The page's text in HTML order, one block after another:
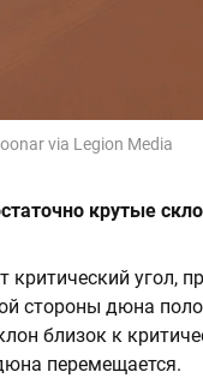
via Legion Media
крутые
критический угол,
стороны дюна
близок к
перемещается.